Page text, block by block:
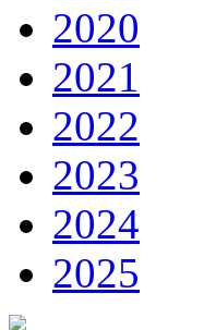
2020
2021
2022
2023
2024
2025